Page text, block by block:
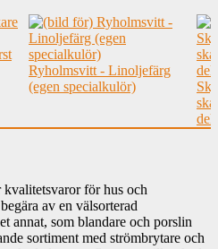
Ryholmsvitt - Linoljefärg
(egen specialkulör)
för hus och
av en välsorterad
annat, som blandare och porslin
sortiment med strömbrytare och